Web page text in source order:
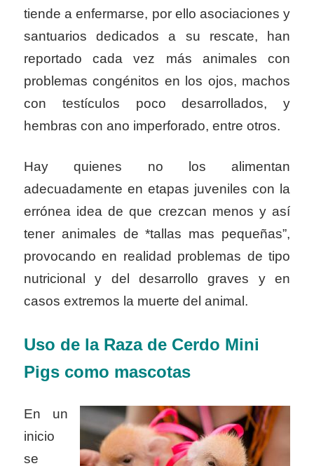
tiende a enfermarse, por ello asociaciones y
santuarios dedicados a su rescate, han
reportado cada vez más animales con
problemas congénitos en los ojos, machos
con testículos poco desarrollados, y
hembras con ano imperforado, entre otros.
Hay quienes no los alimentan
adecuadamente en etapas juveniles con la
errónea idea de que crezcan menos y así
tener animales de *tallas mas pequeñas”,
provocando en realidad problemas de tipo
nutricional y del desarrollo graves y en
casos extremos la muerte del animal.
Uso de la Raza de Cerdo Mini
Pigs como mascotas
En un
inicio
se